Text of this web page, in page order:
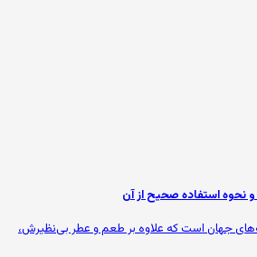
استفاده صحیح از آن
جهان است که علاوه بر طعم و عطر بی‌نظیرش،